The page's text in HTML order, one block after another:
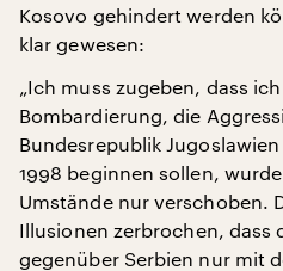
Kosovo gehindert werden
klar gewesen:
„Ich muss zugeben, dass
Bombardierung, die
Bundesrepublik
1998 beginnen sollen,
Umstände nur verschoben.
Illusionen zerbrochen, dass
gegenüber Serbien nur mit